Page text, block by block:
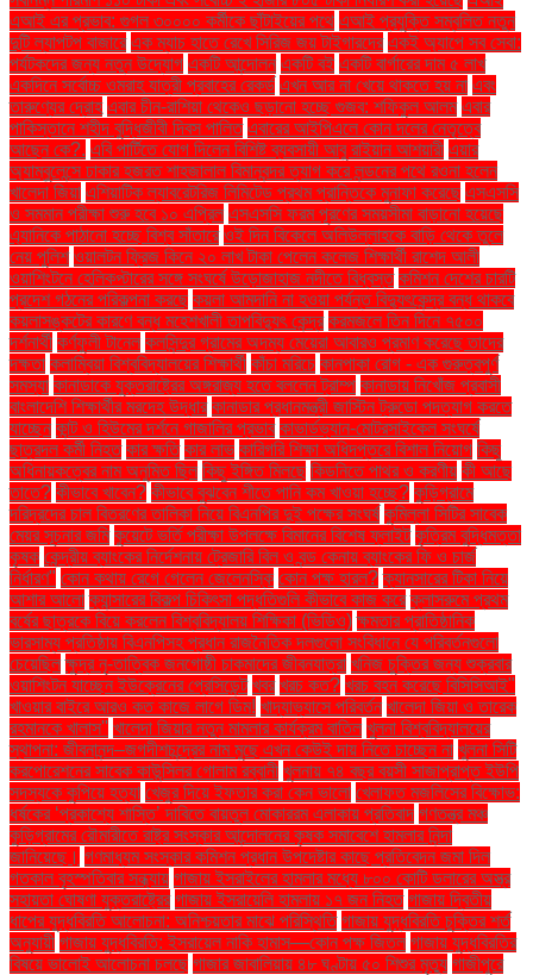
এআই এর প্রভাব: গুগল ৩০০০০ কর্মীকে ছাঁটাইয়ের পথে এআই প্রযুক্তি সম্বলিত নতুন
দুটি ল্যাপটপ বাজারে এক ম্যাচ হাতে রেখে সিরিজ জয় টাইগারদের একই অ্যাপে সব সেবা:
পর্যটকদের জন্য নতুন উদ্যোগ একটি আন্দোলন একটি বই একটি বার্গারের দাম ৫ লাখ
একদিনে সর্বোচ্চ ওমরাহ যাত্রী প্রবাহের রেকর্ড এখন আর না খেয়ে থাকতে হয় না এবং
তারুণ্যের দ্রোহ এবার চীন-রাশিয়া থেকেও ছড়ানো হচ্ছে গুজব: শফিকুল আলম এবার
পাকিস্তানে শহীদ বুদ্ধিজীবী দিবস পালিত এবারের আইপিএলে কোন দলের নেতৃত্বে
আছেন কে?. এবি পার্টিতে যোগ দিলেন বিশিষ্ট ব্যবসায়ী আবু রাইয়ান আশয়ারী এয়ার
অ্যাম্বুলেন্সে ঢাকার হজরত শাহজালাল বিমানবন্দর ত্যাগ করে লন্ডনের পথে রওনা হলেন
খালেদা জিয়া এশিয়াটিক ল্যাবরেটরিজ লিমিটেড প্রথম প্রান্তিকে মুনাফা করেছে এসএসসি
ও সমমান পরীক্ষা শুরু হবে ১০ এপ্রিল এসএসসি ফরম পূরণের সময়সীমা বাড়ানো হয়েছে
এ্যানিকে পাঠানো হচ্ছে বিশ্ব সাঁতারে ওই দিন বিকেলে অলিউল্লাহকে বাড়ি থেকে তুলে
নেয় পুলিশ ওয়ালটন ফ্রিজ কিনে ২০ লাখ টাকা পেলেন কলেজ শিক্ষার্থী রাশেদ আলী
ওয়াশিংটনে হেলিকপ্টারের সঙ্গে সংঘর্ষে উড়োজাহাজ নদীতে বিধ্বস্ত কমিশন দেশের চারটি
প্রদেশ গঠনের পরিকল্পনা করছে কয়লা আমদানি না হওয়া পর্যন্ত বিদ্যুৎকেন্দ্র বন্ধ থাকবে
কয়লাসঙ্কটের কারণে বন্ধ মহেশখালী তাপবিদ্যুৎ কেন্দ্র করমজলে তিন দিনে ৭৫০০
দর্শনার্থী কর্ণফুলী টানেল কলসিন্দুর গ্রামের অদম্য মেয়েরা আবারও প্রমাণ করেছে তাদের
দক্ষতা কলাম্বিয়া বিশ্ববিদ্যালয়ের শিক্ষার্থী কাঁচা মরিচে কানপাকা রোগ - এক গুরুত্বপুর্ণ
সমস্যা কানাডাকে যুক্তরাষ্ট্রের অঙ্গরাজ্য হতে বললেন ট্রাম্প কানাডায় নিখোঁজ প্রবাসী
বাংলাদেশি শিক্ষার্থীর মরদেহ উদ্ধার কানাডার প্রধানমন্ত্রী জাস্টিন ট্রুডো পদত্যাগ করতে
যাচ্ছেন কান্ট ও হিউমের দর্শনে গাজালির প্রভাব কাভার্ডভ্যান-মোটরসাইকেল সংঘর্ষে
ছাত্রদল কর্মী নিহত কার ক্ষতি কার লাভ কারিগরি শিক্ষা অধিদপ্তরে বিশাল নিয়োগ কিছু
অধিনায়কত্বের নাম অনুমিত ছিল কিছু ইঙ্গিত মিলছে কিডনিতে পাথর ও করণীয় কী আছে
তাতে? কীভাবে খাবেন? কীভাবে বুঝবেন শীতে পানি কম খাওয়া হচ্ছে? কুড়িগ্রামে
দরিদ্রদের চাল বিতরণের তালিকা নিয়ে বিএনপির দুই পক্ষের সংঘর্ষ কুমিল্লা সিটির সাবেক
মেয়র সূচনার জমি কুয়েটে ভর্তি পরীক্ষা উপলক্ষে বিমানের বিশেষ ফ্লাইট কৃত্রিম বুদ্ধিমত্তা
কৃষক কেন্দ্রীয় ব্যাংকের নির্দেশনায় ট্রেজারি বিল ও বন্ড কেনায় ব্যাংকের ফি ও চার্জ
নির্ধারণ" কোন কথায় রেগে গেলেন জেলেনস্কি কোন পক্ষ হারল? ক্যানসারের টিকা নিয়ে
আশার আলো ক্যান্সারের বিকল্প চিকিৎসা পদ্ধতিগুলি কীভাবে কাজ করে ক্লাসরুমে প্রথম
বর্ষের ছাত্রকে বিয়ে করলেন বিশ্ববিদ্যালয় শিক্ষিকা (ভিডিও) ক্ষমতার প্রাতিষ্ঠানিক
ভারসাম্য প্রতিষ্ঠায় বিএনপিসহ প্রধান রাজনৈতিক দলগুলো সংবিধানে যে পরিবর্তনগুলো
চেয়েছিল ক্ষুদ্র নৃ-তাত্বিক জনগোষ্ঠী চাকমাদের জীবনযাত্রা খনিজ চুক্তির জন্য শুক্রবার
ওয়াশিংটন যাচ্ছেন ইউক্রেনের প্রেসিডেন্ট খবর খরচ কত? খরচ বহন করেছে বিসিসিআই"
খাওয়ার বাইরে আরও কত কাজে লাগে ডিম! খাদ্যাভ্যাসে পরিবর্তন খালেদা জিয়া ও তারেক
রহমানকে খালাস'' খালেদা জিয়ার নতুন মামলার কার্যক্রম বাতিল খুলনা বিশ্ববিদ্যালয়ের
স্থাপনা: জীবনানন্দ–জগদীশচন্দ্রের নাম মুছে এখন কেউই দায় নিতে চাচ্ছেন না খুলনা সিটি
করপোরেশনের সাবেক কাউন্সিলর গোলাম রব্বানী খুলনায় ৭৪ বছর বয়সী সাজাপ্রাপ্ত ইউপি
সদস্যকে কুপিয়ে হত্যা খেজুর দিয়ে ইফতার করা কেন ভালো খেলাফত মজলিসের বিক্ষোভ:
ধর্ষকের ‘প্রকাশ্যে শাস্তি’ দাবিতে বায়তুল মোকাররম এলাকায় প্রতিবাদ গণতন্ত্র মঞ্চ
কুড়িগ্রামের রৌমারীতে রাষ্ট্র সংস্কার আন্দোলনের কৃষক সমাবেশে হামলার নিন্দা
জানিয়েছে। গণমাধ্যম সংস্কার কমিশন প্রধান উপদেষ্টার কাছে প্রতিবেদন জমা দিল
গতকাল বৃহস্পতিবার সন্ধ্যায় গাজায় ইসরাইলের হামলার মধ্যে ৮০০ কোটি ডলারের অস্ত্র
সহায়তা ঘোষণা যুক্তরাষ্ট্রের গাজায় ইসরায়েলি হামলায় ১৭ জন নিহত গাজায় দ্বিতীয়
ধাপের যুদ্ধবিরতি আলোচনা: অনিশ্চয়তার মাঝে পরিস্থিতি গাজায় যুদ্ধবিরতি চুক্তির শর্ত
অনুযায়ী গাজায় যুদ্ধবিরতি: ইসরায়েল নাকি হামাস—কোন পক্ষ জিতল গাজায় যুদ্ধবিরতির
বিষয়ে ভালোই আলোচনা চলছে গাজার জাবালিয়ায় ৪৮ ঘণ্টায় ৫০ শিশুর মৃত্যু গাজীপুরে